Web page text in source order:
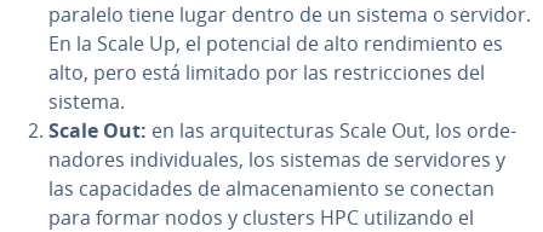
paralelo tiene lugar dentro de un sistema o servidor.
En la Scale Up, el potencial de alto re­n­di­mie­n­to es
alto, pero está limitado por las re­s­tri­c­cio­nes del
sistema.
Scale Out: en las ar­qui­te­c­tu­ras Scale Out, los or­de­
na­do­res in­di­vi­dua­les, los sistemas de se­r­vi­do­res y
las ca­pa­ci­da­des de al­ma­ce­na­mie­n­to se conectan
para formar nodos y clusters HPC uti­li­za­n­do el